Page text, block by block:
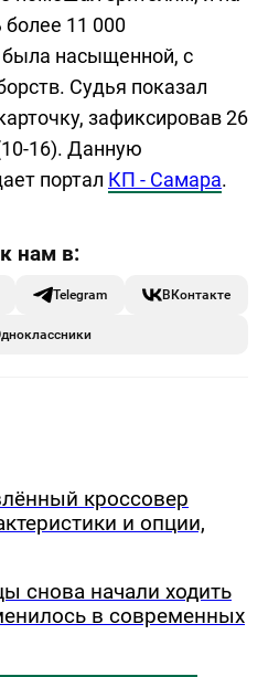
более 11 000
насыщенной, с
Судья показал
зафиксировав 26
16). Данную
портал КП - Самара.
Telegram ВКонтакте
кроссовер
и опции,
снова начали ходить
в современных